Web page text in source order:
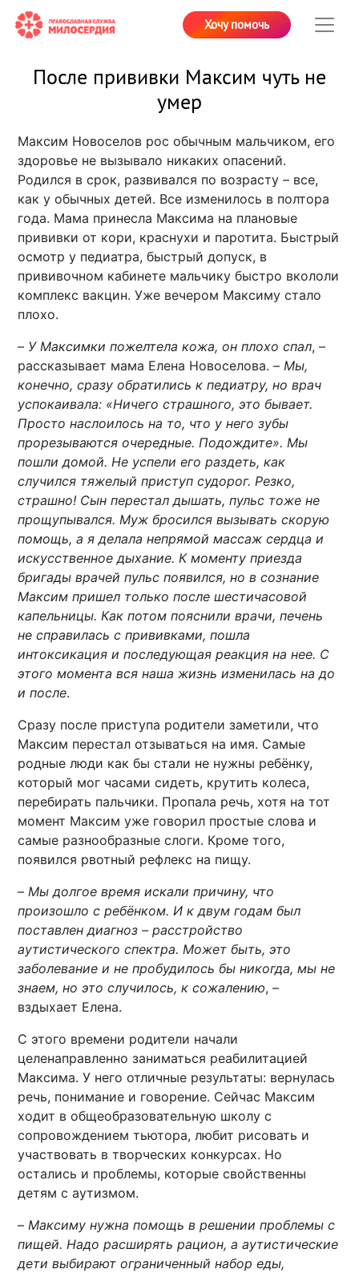
Хочу помочь
После прививки Максим чуть не
умер
Максим Новоселов рос обычным мальчиком, его
здоровье не вызывало никаких опасений.
Родился в срок, развивался по возрасту – все,
как у обычных детей. Все изменилось в полтора
года. Мама принесла Максима на плановые
прививки от кори, краснухи и паротита. Быстрый
осмотр у педиатра, быстрый допуск, в
прививочном кабинете мальчику быстро вкололи
комплекс вакцин. Уже вечером Максиму стало
плохо.
– У Максимки пожелтела кожа, он плохо спал, –
рассказывает мама Елена Новоселова. –Мы,
конечно, сразу обратились к педиатру, но врач
успокаивала: «Ничего страшного, это бывает.
Просто наслоилось на то, что у него зубы
прорезываются очередные. Подождите». Мы
пошли домой. Не успели его раздеть, как
случился тяжелый приступ судорог. Резко,
страшно! Сын перестал дышать, пульс тоже не
прощупывался. Муж бросился вызывать скорую
помощь, а я делала непрямой массаж сердца и
искусственное дыхание. К моменту приезда
бригады врачей пульс появился, но в сознание
Максим пришел только после шестичасовой
капельницы. Как потом пояснили врачи, печень
не справилась с прививками, пошла
интоксикация и последующая реакция на нее. С
этого момента вся наша жизнь изменилась на до
и после.
Сразу после приступа родители заметили, что
Максим перестал отзываться на имя. Самые
родные люди как бы стали не нужны ребёнку,
который мог часами сидеть, крутить колеса,
перебирать пальчики. Пропала речь, хотя на тот
момент Максим уже говорил простые слова и
самые разнообразные слоги. Кроме того,
появился рвотный рефлекс на пищу.
–Мы долгое время искали причину, что
произошло с ребёнком. И к двум годам был
поставлен диагноз – расстройство
аутистического спектра. Может быть, это
заболевание и не пробудилось бы никогда, мы не
знаем, но это случилось, к сожалению, –
вздыхает Елена.
С этого времени родители начали
целенаправленно заниматься реабилитацией
Максима. У него отличные результаты: вернулась
речь, понимание и говорение. Сейчас Максим
ходит в общеобразовательную школу с
сопровождением тьютора, любит рисовать и
участвовать в творческих конкурсах. Но
остались и проблемы, которые свойственны
детям с аутизмом.
–Максиму нужна помощь в решении проблемы с
пищей. Надо расширять рацион, а аутистические
дети выбирают ограниченный набор еды,